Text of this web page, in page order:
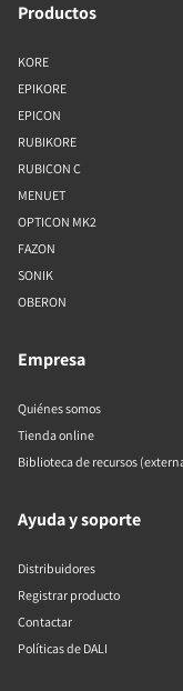
Productos
KORE
EPIKORE
EPICON
RUBIKORE
RUBICON C
MENUET
OPTICON MK2
FAZON
SONIK
OBERON
Empresa
Quiénes somos
Tienda online
Biblioteca de recursos
Ayuda y soporte
Distribuidores
Registrar producto
Contactar
Políticas de DALI